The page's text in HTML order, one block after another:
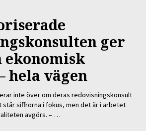
ger
ekonomisk
hela vägen
inte över om deras redovisningskonsult
står siffrorna i fokus, men det är i arbetet
avgörs. – …